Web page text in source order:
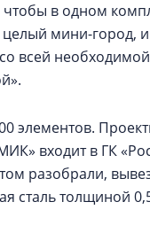
в одном
мини-город,
всей
элементов.
входит в ГК
разобрали,
сталь толщиной